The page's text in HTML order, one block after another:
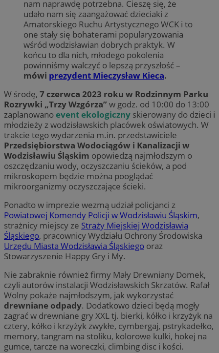
nam naprawdę potrzebna. Cieszę się, że
udało nam się zaangażować dzieciaki z
Amatorskiego Ruchu Artystycznego WCK i to
one stały się bohaterami popularyzowania
wśród wodzisławian dobrych praktyk. W
końcu to dla nich, młodego pokolenia
powinniśmy walczyć o lepszą przyszłość –
mówi prezydent Mieczysław Kieca.
W środę, 7 czerwca 2023 roku w Rodzinnym Parku
Rozrywki „Trzy Wzgórza” w godz. od 10:00 do 13:00
zaplanowanoevent ekologiczny skierowany do dzieci i
młodzieży z wodzisławskich placówek oświatowych. W
trakcie tego wydarzenia m.in. przedstawiciele
Przedsiębiorstwa Wodociągów i Kanalizacji w
Wodzisławiu Śląskim opowiedzą najmłodszym o
oszczędzaniu wody, oczyszczaniu ścieków, a pod
mikroskopem będzie można pooglądać
mikroorganizmy oczyszczające ścieki.
Ponadto w imprezie wezmą udział policjanci z
Powiatowej Komendy Policji w Wodzisławiu Śląskim,
strażnicy miejscy ze Straży Miejskiej Wodzisławia
Śląskiego, pracownicy Wydziału Ochrony Środowiska
Urzędu Miasta Wodzisławia Śląskiego oraz
Stowarzyszenie Happy Gry i My.
Nie zabraknie również firmy Mały Drewniany Domek,
czyli autorów instalacji Wodzisławskich Skrzatów. Rafał
Wolny pokaże najmłodszym, jak wykorzystać
drewniane odpady. Dodatkowo dzieci będą mogły
zagrać w drewniane gry XXL tj. bierki, kółko i krzyżyk na
cztery, kółko i krzyżyk zwykłe, cymbergaj, pstrykadełko,
memory, tangram na stoliku, kolorowe kulki, hokej na
gumce, tarcze na woreczki, climbing disc i kości.